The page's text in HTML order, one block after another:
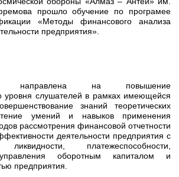
прошло обучение по програмее
«Методы финансового анализа
предприятия».
направлена на повышение
уровня слушателей в рамках имеющейся
знаний теоретических
умений и навыков применения
рассмотрения финансовой отчетности
деятельности предприятия с
платежеспособности,
управления оборотным капиталом и
предприятия.